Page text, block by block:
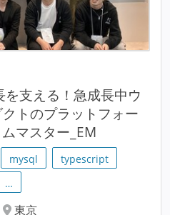
支える！急成長中ウ
トのプラットフォー
マスター_EM
mysql
typescript
…
東京